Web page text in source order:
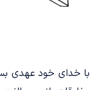
با خدای خود عهدی